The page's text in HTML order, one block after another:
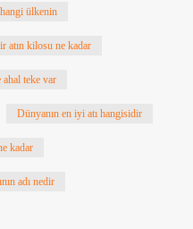
ülkenin
atın kilosu ne kadar
ahal teke var
Dünyanın en iyi atı hangisidir
kadar
adı nedir